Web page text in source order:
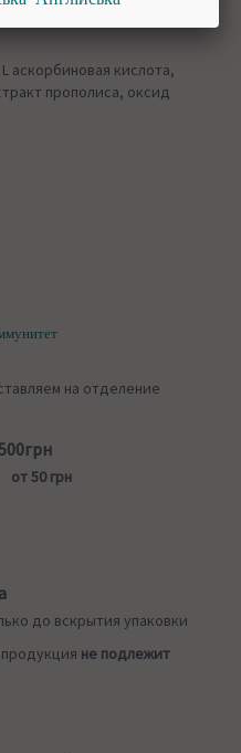
аскорбиновая кислота,
прополиса, оксид
на отделение
от 50 грн
до вскрытия упаковки
не подлежит